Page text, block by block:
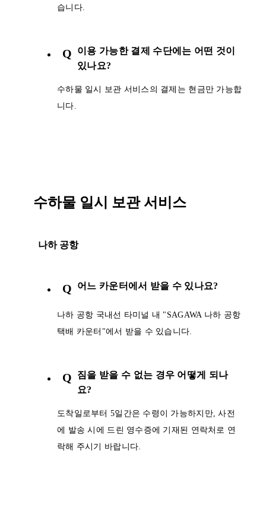
습니다.
Q
이용 가능한 결제 수단에는 어떤 것이
있나요?
수하물 일시 보관 서비스의 결제는 현금만 가능합
니다.
수하물 일시 보관 서비스
나하 공항
Q 어느 카운터에서 받을 수 있나요?
나하 공항 국내선 타미널 내 "SAGAWA 나하 공항
택배 카운터"에서 받을 수 있습니다.
Q
짐을 받을 수 없는 경우 어떻게 되나
요?
도착일로부터 5일간은 수령이 가능하지만, 사전
에 발송 시에 드린 영수증에 기재된 연락처로 연
락해 주시기 바랍니다.